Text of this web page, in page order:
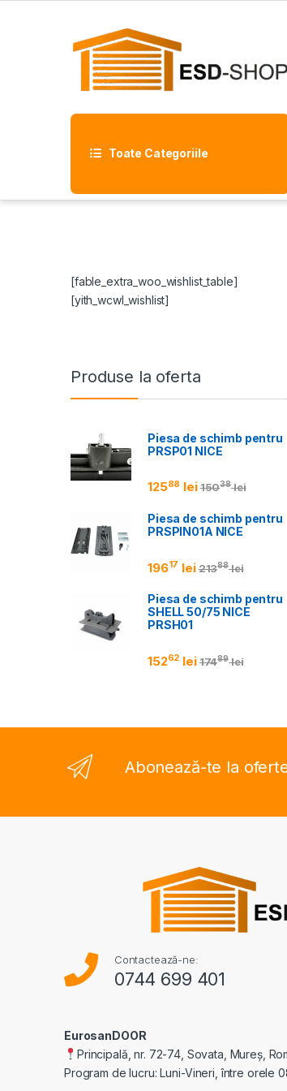
Toate Categoriile
[fable_extra_woo_wishlist_table]
[yith_wcwl_wishlist]
Produse la oferta
Piesa de schimb pentru
PRSP01 NICE
12588 lei15038 lei
Piesa de schimb pentru
PRSPIN01A NICE
19617 lei21388 lei
Piesa de schimb pentru
SHELL 50/75 NICE
PRSH01
15262 lei17489 lei
Abonează-te la
Contactează-ne:
0744 699 401
EurosanDOOR
Principală, nr. 72-74, Sovata, Mureș,
Program de lucru: Luni-Vineri, între orele